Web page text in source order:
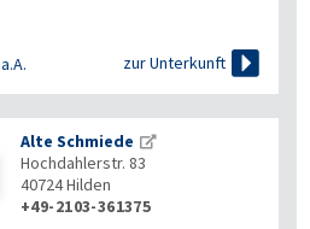
a.A. zur Unterkunft 
Alte Schmiede
Hochdahlerstr. 83
40724Hilden
+49-2103-361375